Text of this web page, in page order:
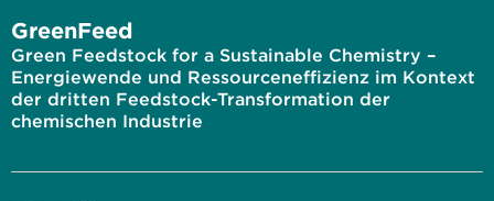
GreenFeed
Green Feedstock for a Sustainable Chemistry –
Energiewende und Ressourceneffizienz im Kontext
der dritten Feedstock-Transformation der
chemischen Industrie